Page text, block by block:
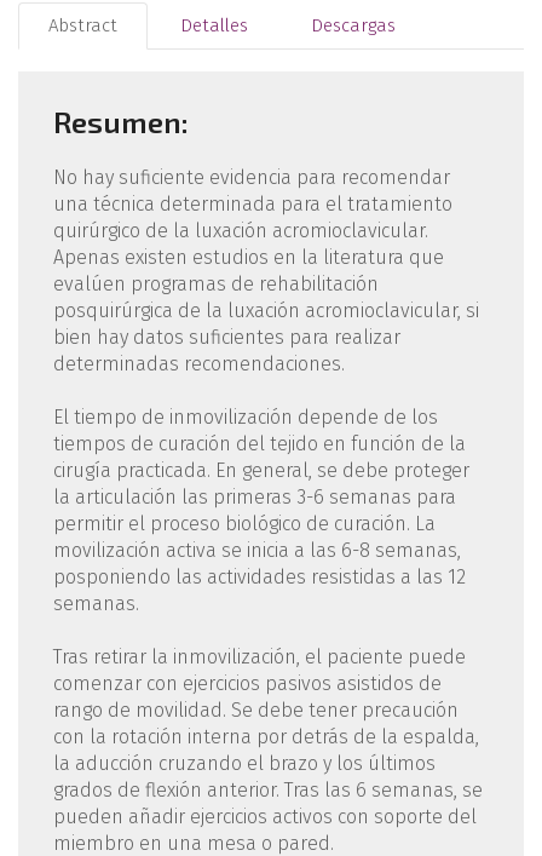
Abstract Detalles Descargas
Resumen:
No hay suficiente evidencia para recomendar
una técnica determinada para el tratamiento
quirúrgico de la luxación acromioclavicular.
Apenas existen estudios en la literatura que
evalúen programas de rehabilitación
posquirúrgica de la luxación acromioclavicular, si
bien hay datos suficientes para realizar
determinadas recomendaciones.
El tiempo de inmovilización depende de los
tiempos de curación del tejido en función de la
cirugía practicada. En general, se debe proteger
la articulación las primeras 3-6 semanas para
permitir el proceso biológico de curación. La
movilización activa se inicia a las 6-8 semanas,
posponiendo las actividades resistidas a las 12
semanas.
Tras retirar la inmovilización, el paciente puede
comenzar con ejercicios pasivos asistidos de
rango de movilidad. Se debe tener precaución
con la rotación interna por detrás de la espalda,
la aducción cruzando el brazo y los últimos
grados de flexión anterior. Tras las 6 semanas, se
pueden añadir ejercicios activos con soporte del
miembro en una mesa o pared.